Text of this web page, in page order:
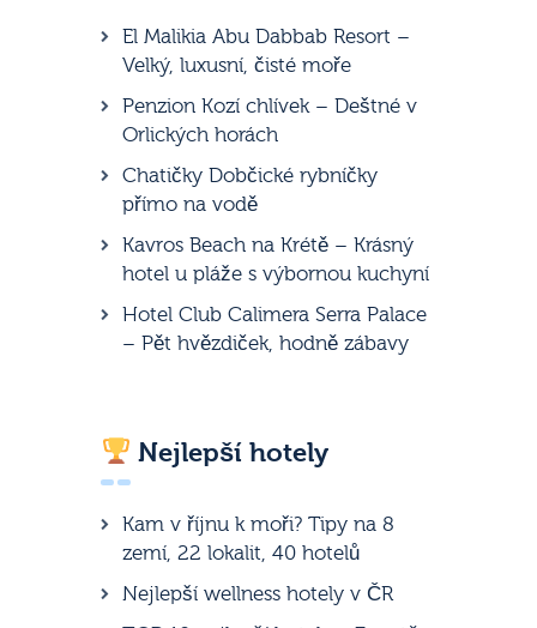
El Malikia Abu Dabbab Resort –
Velký, luxusní, čisté moře
Penzion Kozí chlívek – Deštné v
Orlických horách
Chatičky Dobčické rybníčky
přímo na vodě
Kavros Beach na Krétě – Krásný
hotel u pláže s výbornou kuchyní
Hotel Club Calimera Serra Palace
– Pět hvězdiček, hodně zábavy
Nejlepší hotely
Kam v říjnu k moři? Tipy na 8
zemí, 22 lokalit, 40 hotelů
Nejlepší wellness hotely v ČR